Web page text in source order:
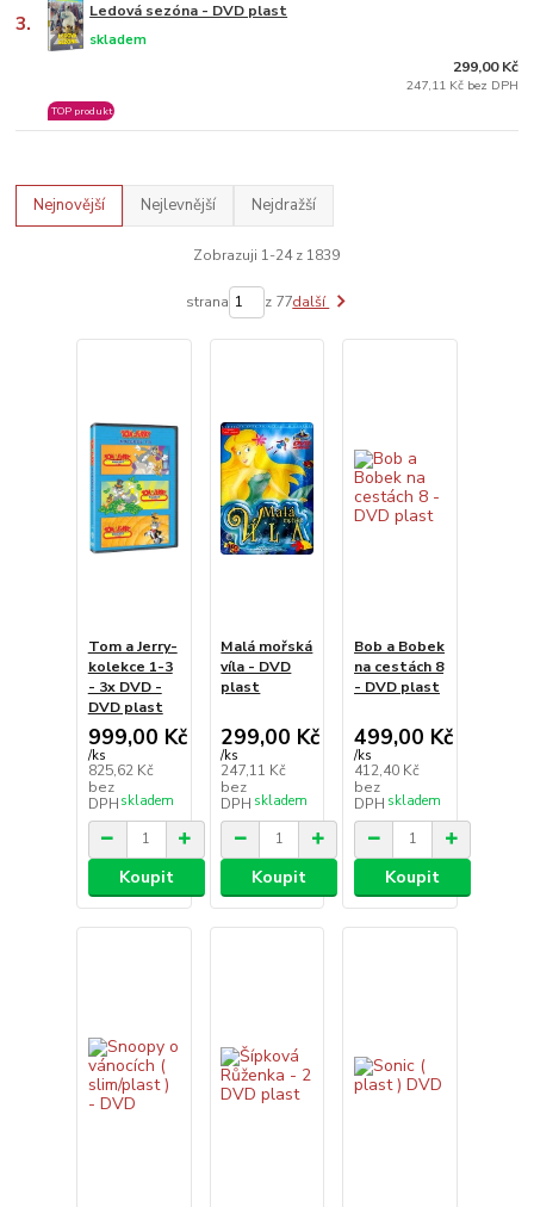
3. Ledová sezóna - DVD plast
skladem
TOP produkt
299,00 Kč
247,11 Kč bez DPH
Nejnovější Nejlevnější Nejdražší
Zobrazuji 1-24 z 1839
strana z 77další
Tom a Jerry-
kolekce 1-3
- 3x DVD -
DVD plast
999,00 Kč
/ks
825,62 Kč
bez
DPH skladem
Koupit
Malá mořská
víla - DVD
plast
299,00 Kč
/ks
247,11 Kč
bez
DPH skladem
Koupit
Bob a Bobek
na cestách 8
- DVD plast
499,00 Kč
/ks
412,40 Kč
bez
DPH skladem
Koupit